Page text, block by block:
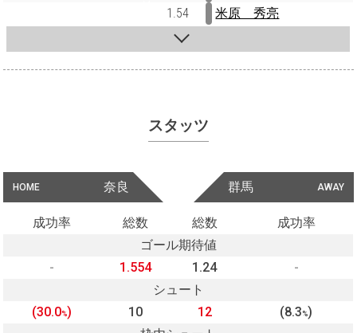
1.54
米原 秀亮
スタッツ
HOME 奈良 AWAY
群馬
成功率 総数 総数
成功率
ゴール期待値
-
1.554 1.24
-
シュート
(30.0%) 10 12 (8.3%)